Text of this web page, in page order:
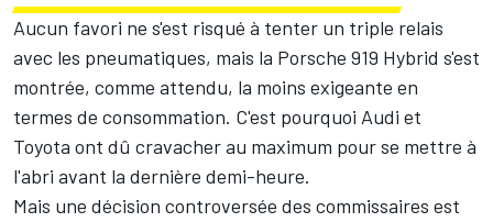
Aucun favori ne s'est risqué à tenter un triple relais
avec les pneumatiques, mais la Porsche 919 Hybrid s'est
montrée, comme attendu, la moins exigeante en
termes de consommation. C'est pourquoi Audi et
Toyota ont dû cravacher au maximum pour se mettre à
l'abri avant la dernière demi-heure.
Mais une décision controversée des commissaires est